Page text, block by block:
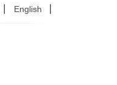
English